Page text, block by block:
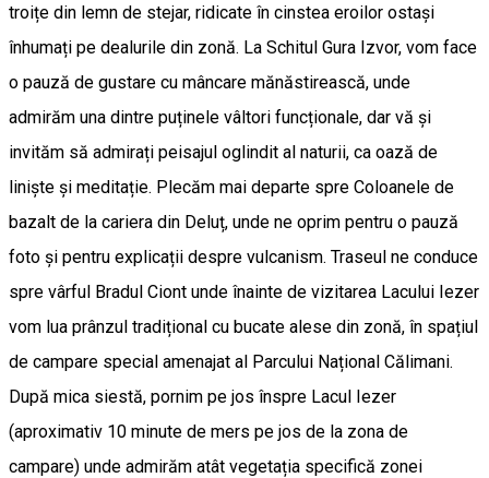
troițe din lemn de stejar, ridicate în cinstea eroilor ostași
înhumați pe dealurile din zonă. La Schitul Gura Izvor, vom face
o pauză de gustare cu mâncare mănăstirească, unde
admirăm una dintre puținele vâltori funcționale, dar vă și
invităm să admirați peisajul oglindit al naturii, ca oază de
liniște și meditație. Plecăm mai departe spre Coloanele de
bazalt de la cariera din Deluț, unde ne oprim pentru o pauză
foto și pentru explicații despre vulcanism. Traseul ne conduce
spre vârful Bradul Ciont unde înainte de vizitarea Lacului Iezer
vom lua prânzul tradițional cu bucate alese din zonă, în spațiul
de campare special amenajat al Parcului Național Călimani.
După mica siestă, pornim pe jos înspre Lacul Iezer
(aproximativ 10 minute de mers pe jos de la zona de
campare) unde admirăm atât vegetația specifică zonei